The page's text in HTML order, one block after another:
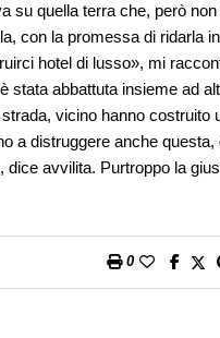
su quella terra che, però
con la promessa di
hotel di lusso», mi
stata abbattuta insieme ad
vicino hanno
a distruggere anche
avvilita. Purtroppo la
0